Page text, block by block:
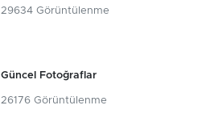
29634 Görüntülenme
Güncel Fotoğraflar
26176 Görüntülenme